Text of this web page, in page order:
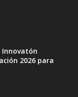
Innovatón
2026 para